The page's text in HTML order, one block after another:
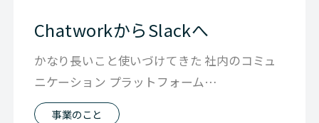
ChatworkからSlackへ
かなり長いこと使いづけてきた 社内のコミュ
ニケーション プラットフォーム
「Chatwork」 まだ人数が少ない時から使
事業のこと